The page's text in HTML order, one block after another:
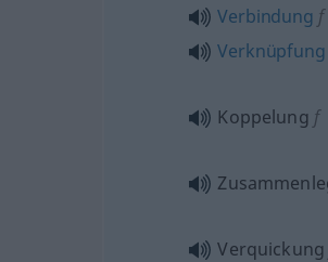
Verbindung f
Verknüpfung
Koppelung f
Verquickung